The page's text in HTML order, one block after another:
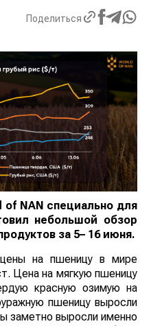
Поделиться
of NAN специально для
небольшой обзор
за 5– 16 июня.
на пшеницу в мире
Цена на мягкую пшеницу
красную озимую на
пшеницу выросли
заметно выросли именно